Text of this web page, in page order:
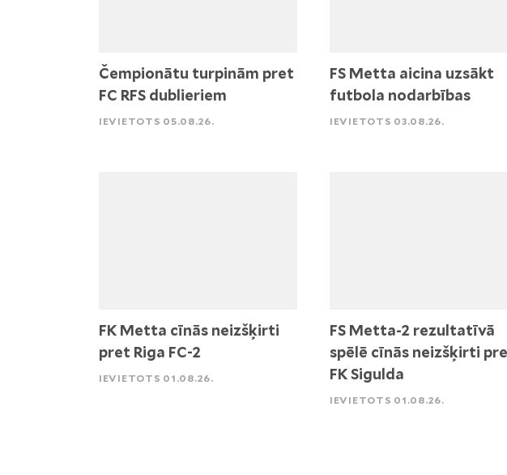
Čempionātu turpinām pret
FC RFS dublieriem
IEVIETOTS 05.08.26.
FS Metta aicina uzsākt
futbola nodarbības
IEVIETOTS 03.08.26.
FK Metta cīnās neizšķirti
pret Riga FC-2
IEVIETOTS 01.08.26.
FS Metta-2 rezultatīvā
spēlē cīnās neizšķirti
FK Sigulda
IEVIETOTS 01.08.26.